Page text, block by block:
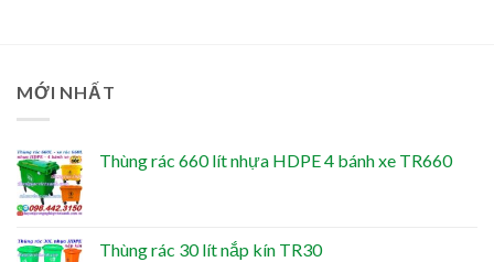
MỚI NHẤT
Thùng rác 660 lít nhựa HDPE 4 bánh xe TR660
Thùng rác 30 lít nắp kín TR30